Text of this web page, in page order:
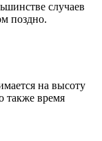
случаев
поздно.
на высоту
также время